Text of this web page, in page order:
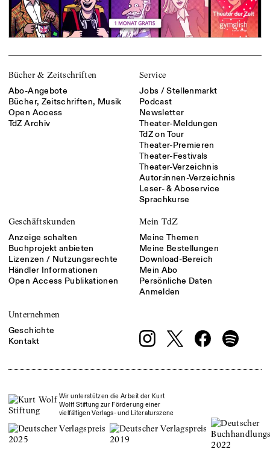
Bücher & Zeitschriften
Abo-Angebote
Bücher, Zeitschriften, Musik
Open Access
TdZ Archiv
Service
Jobs / Stellenmarkt
Podcast
Newsletter
Theater-Meldungen
TdZ on Tour
Theater-Premieren
Theater-Festivals
Theater-Verzeichnis
Autor:innen-Verzeichnis
Leser- & Aboservice
Sprachkurse
Geschäftskunden
Anzeige schalten
Buchprojekt anbieten
Lizenzen / Nutzungsrechte
Händler Informationen
Open Access Publikationen
Mein TdZ
Meine Themen
Meine Bestellungen
Download-Bereich
Mein Abo
Persönliche Daten
Anmelden
Unternehmen
Geschichte
Kontakt
Wir unterstützen die Arbeit der Kurt
Wolff Stiftung zur Förderung einer
vielfältigen Verlags- und Literaturszene